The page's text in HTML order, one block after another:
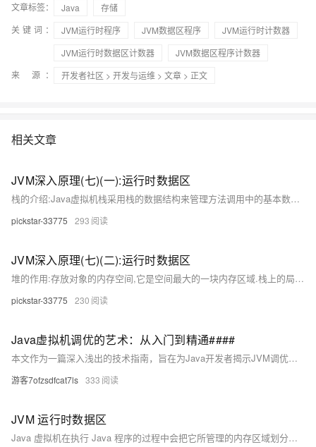
文章标签： Java
存储
关键词：
JVM运行时程序 JVM数据区程序
JVM运行时计数器
JVM运行时数据区计数器
JVM数据区程序计数器
来 源：
开发者社区 > 开发与运维 > 文章 > 正文
相关文章
JVM深入原理(七)(一):运行时数据区
栈的介绍:Java虚拟机栈采用栈的数据结构来管理方法调用中的基本数据,先进后出,每一个方法的调用使用一个栈帧来保存栈的组成:栈:一个线程运行所需要的内存空间,一个栈由多个栈帧组成栈帧:一个方法运行所需要的内存空间活动栈帧:一个线程中只能有一个活动栈帧栈的生命周期:栈随着线程的创建而创建,而回收会在线程销毁时进行栈的执行流程:栈帧压入栈内执行方法执行完毕释放内存若方法间存在调用,那么会压入被调用方法入栈,执行完后释放内存,再执行当前方法,直到执行完毕,释放所有内存。
pickstar-33775 293
JVM深入原理(七)(二):运行时数据区
堆的作用:存放对象的内存空间,它是空间最大的一块内存区域.栈上的局部变量表中，可以存放堆上对象的引用。静态变量也可以存放堆对象的引用，通过静态变量就可以实现对象在线程之间共享。堆的特点:线程共享:堆中的对象都需要考虑线程安全的问题垃圾回收:堆有垃圾回收机制,不再引用的对象就会被回收方法区的概述:方法区是存放基础信息的位置,线程共享,主要包括:类的元信息:保存了所有类的基本信息运行时常量池:保存了字节码文件中的常量池内容静态常量池:字节码文件通过编号查表的方式找到常量。
pickstar-33775 230
Java虚拟机调优的艺术：从入门到精通####
本文作为一篇深入浅出的技术指南，旨在为Java开发者揭示JVM调优的神秘面纱，通过剖析其背后的原理、分享实战经验与最佳实践，引领读者踏上从调优新手到高手的进阶之路。不同于传统的摘要概述，本文将以一场虚拟的对话形式，模拟一位经验丰富的架构师向初学者传授JVM调优的心法，激发学习兴趣，同时概括性地介绍文章将探讨的核心议题——性能监控、垃圾回收优化、内存管理及常见问题解决策略。 ####
游客7ofzsdfcat7ls 333
JVM 运行时数据区
Java 虚拟机在执行 Java 程序的过程中会把它所管理的内存区域划分为若干个不同的数据区域。这 些区域都有各自的用途，以及创建和销毁的时间，有些区域随着虚拟机进程的启动而存在，有些区 域则是依赖线程的启动和结束而建立和销毁。Java 虚拟机所管理的内存被划分为如下几个区域 程序计数器（Program Counter Register）：当前线程所执行的字节码的行号指示器，字节码解 析器的工作是通过改变这个计数器的值，来选取下一条需要执行的字节码指令，分支、循环、跳 转、异常处理、线程恢复等基础功能，都需要依赖这个计数器来完成； 为什么要线程计数器？因为线程是不具备记忆功能 Java 虚拟机